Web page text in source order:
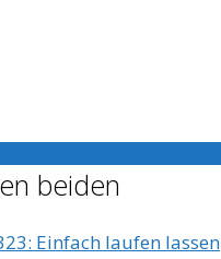
beiden
Einfach laufen lassen